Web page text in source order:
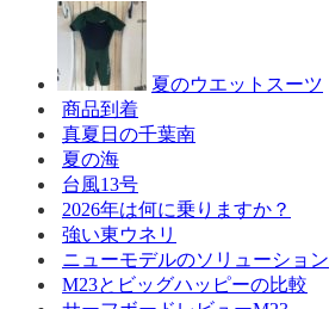
夏のウエットスーツ
商品到着
真夏日の千葉南
夏の海
台風13号
2026年は何に乗りますか？
強い東ウネリ
ニューモデルのソリューション
M23とビッグハッピーの比較